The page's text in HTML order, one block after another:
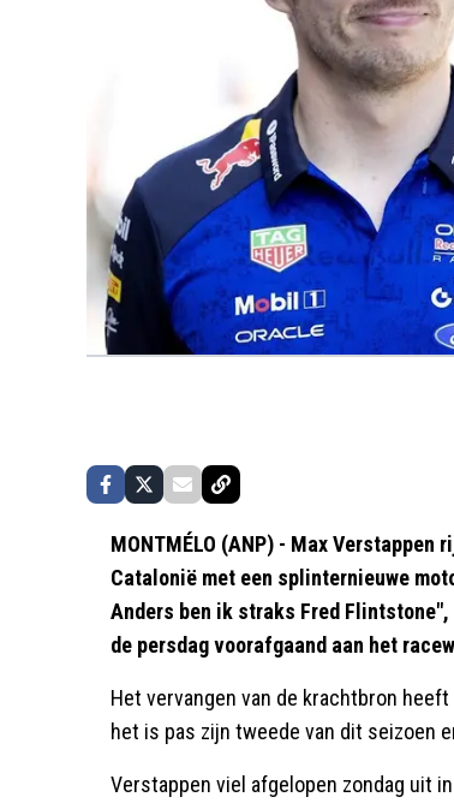
MONTMÉLO (ANP) - Max
Catalonië met een splinternieuwe
Anders ben ik straks Fred
de persdag voorafgaand aan het
Het vervangen van de krachtbron
het is pas zijn tweede van dit seizoen
Verstappen viel afgelopen zondag uit